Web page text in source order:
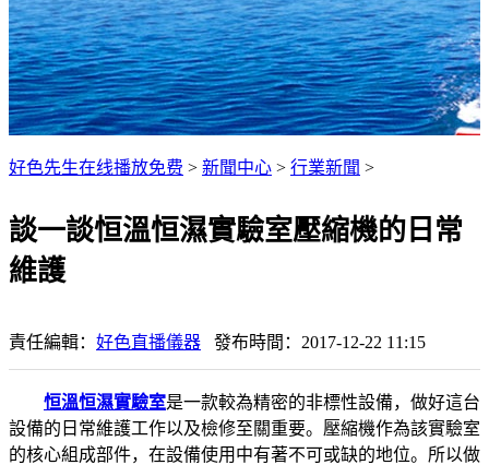
好色先生在线播放免费 > 新聞中心 > 行業新聞 >
談一談恒溫恒濕實驗室壓縮機的日常
維護
責任編輯： 好色直播儀器 發布時間：2017-12-22 11:15
恒溫恒濕實驗室是一款較為精密的非標性設備，做好這台
設備的日常維護工作以及檢修至關重要。壓縮機作為該實驗室
的核心組成部件，在設備使用中有著不可或缺的地位。所以做